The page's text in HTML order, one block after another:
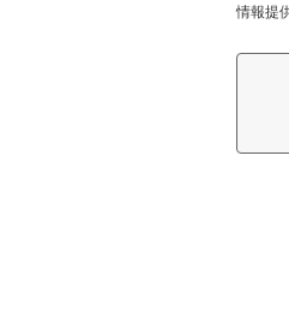
情報提